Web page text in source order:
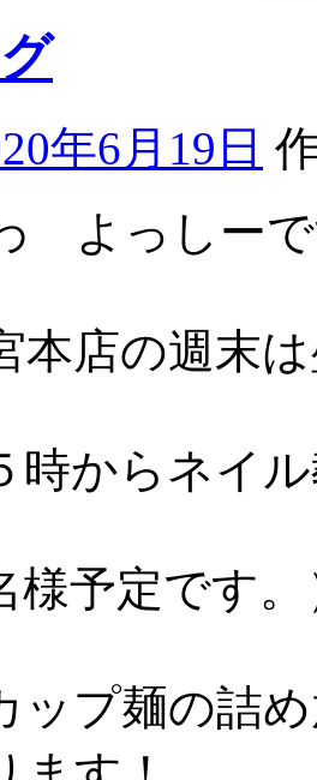
年6月19日
よっしー
本店の週末
時からネイ
様予定です
ップ麺の詰